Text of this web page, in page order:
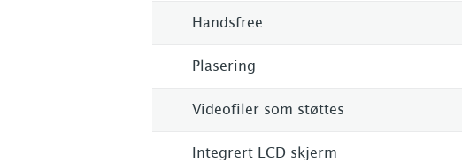
Handsfree
Plasering
Videofiler som støttes
Integrert LCD skjerm